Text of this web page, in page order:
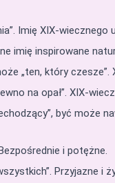
Imię XIX-
imię inspirowane
„ten, który
na opał”. XIX-
być może
i potężne.
Przyjazne i